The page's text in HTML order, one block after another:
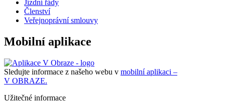
Jízdní řády
Členství
Veřejnoprávní smlouvy
Mobilní aplikace
Sledujte informace z našeho webu v mobilní aplikaci –
V OBRAZE.
Užitečné informace